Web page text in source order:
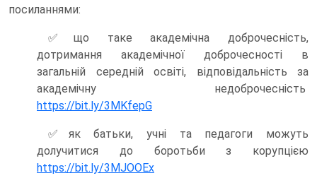
посиланнями:
✅що таке академічна доброчесність,
дотримання академічної доброчесності в
загальній середній освіті, відповідальність за
академічну недоброчесність
https://bit.ly/3MKfepG
✅як батьки, учні та педагоги можуть
долучитися до боротьби з корупцією
https://bit.ly/3MJOOEx